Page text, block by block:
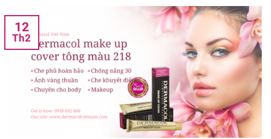
12
Th2